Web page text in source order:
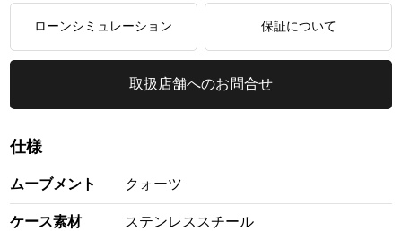
ローンシミュレーション 保証について
取扱店舗へのお問合せ
仕様
ムーブメント クォーツ
ケース素材 ステンレススチール